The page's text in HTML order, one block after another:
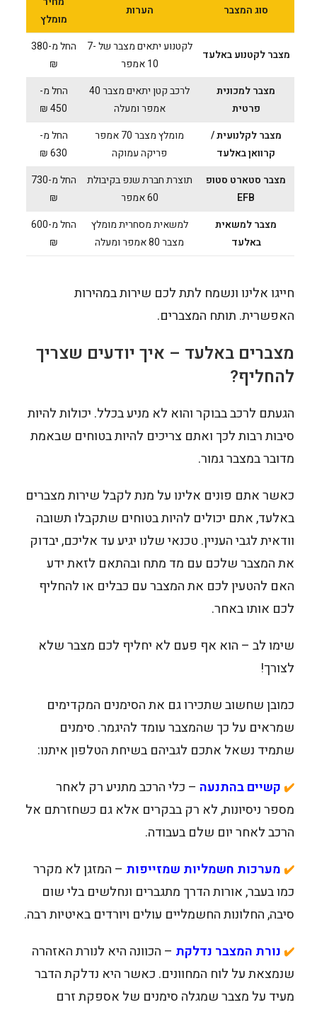
סוג המצבר הערות
מומלץ
מצבר לקטנוע באלעד
לקטנוע יתאים מצבר של 7-
10 אמפר
החל מ-380
₪
מצבר למכונית
פרטית
לרכב קטן יתאים מצבר 40
אמפר ומעלה
החל מ-
450 ₪
מצבר לקלנועית /
קרוואן באלעד
מומלץ מצבר 70 אמפר
פריקה עמוקה
החל מ-
630 ₪
מצבר סטארט סטופ
EFB
תוצרת חברת שנפ בקיבולת
60 אמפר
החל מ-730
₪
מצבר למשאית
באלעד
למשאית מסחרית מומלץ
מצבר 80 אמפר ומעלה
החל מ-600
₪
חייגו אלינו ונשמח לתת לכם שירות במהירות
האפשרית. תותח המצברים.
מצברים באלעד – איך יודעים שצריך
להחליף?
הגעתם לרכב בבוקר והוא לא מניע בכלל. יכולות להיות
סיבות רבות לכך ואתם צריכים להיות בטוחים שבאמת
מדובר במצבר גמור.
כאשר אתם פונים אלינו על מנת לקבל שירות מצברים
באלעד, אתם יכולים להיות בטוחים שתקבלו תשובה
וודאית לגבי העניין. טכנאי שלנו יגיע עד אליכם, יבדוק
את המצבר שלכם עם מד מתח ובהתאם לזאת ידע
האם להטעין לכם את המצבר עם כבלים או להחליף
לכם אותו באחר.
שימו לב – הוא אף פעם לא יחליף לכם מצבר שלא
לצורך!
כמובן שחשוב שתכירו גם את הסימנים המקדימים
שמראים על כך שהמצבר עומד להיגמר. סימנים
שתמיד נשאל אתכם לגביהם בשיחת הטלפון איתנו:
✔️ קשיים בהתנעה – כלי הרכב מתניע רק לאחר
מספר ניסיונות, לא רק בבקרים אלא גם כשחזרתם אל
הרכב לאחר יום שלם בעבודה.
✔️ מערכות חשמליות שמזייפות – המזגן לא מקרר
כמו בעבר, אורות הדרך מתגברים ונחלשים בלי שום
סיבה, החלונות החשמליים עולים ויורדים באיטיות רבה.
✔️ נורת המצבר נדלקת – הכוונה היא לנורת האזהרה
שנמצאת על לוח המחוונים. כאשר היא נדלקת הדבר
מעיד על מצבר שמגלה סימנים של אספקת זרם